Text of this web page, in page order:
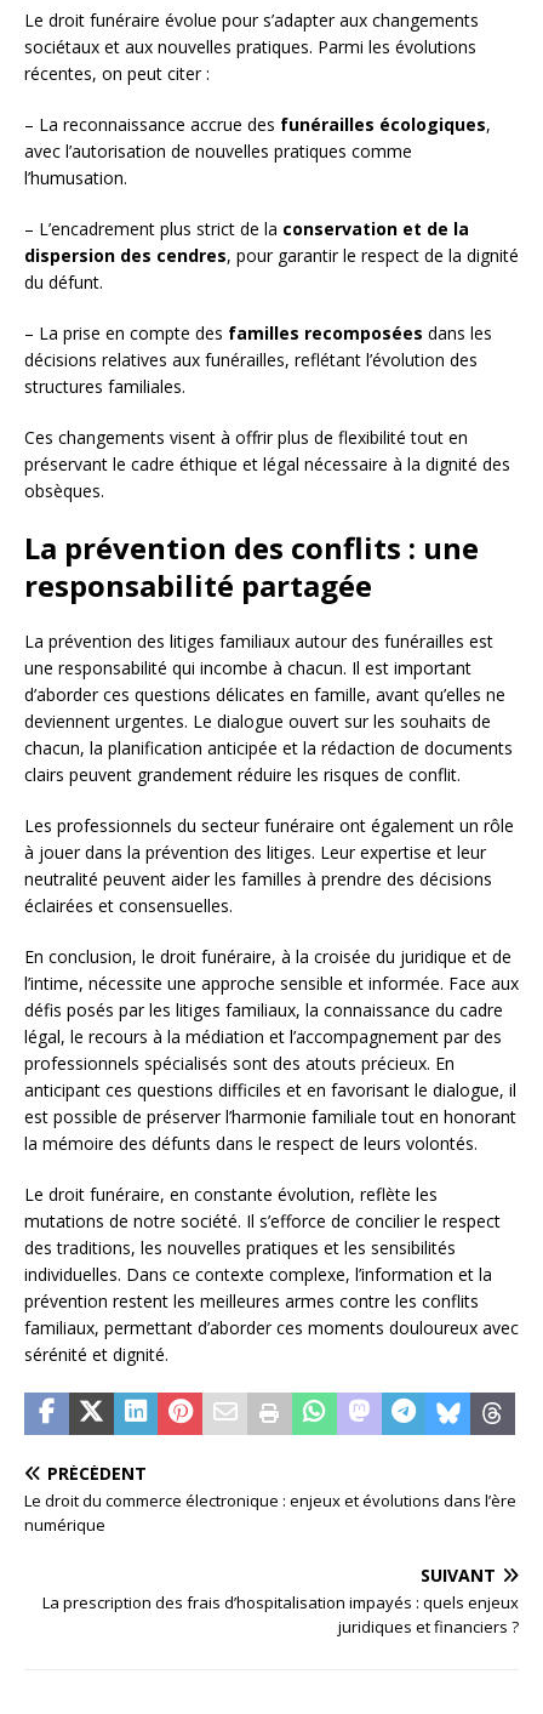
Le droit funéraire évolue pour s’adapter aux changements
sociétaux et aux nouvelles pratiques. Parmi les évolutions
récentes, on peut citer :
– La reconnaissance accrue des funérailles écologiques,
avec l’autorisation de nouvelles pratiques comme
l’humusation.
– L’encadrement plus strict de la conservation et de la
dispersion des cendres, pour garantir le respect de la dignité
du défunt.
– La prise en compte des familles recomposées dans les
décisions relatives aux funérailles, reflétant l’évolution des
structures familiales.
Ces changements visent à offrir plus de flexibilité tout en
préservant le cadre éthique et légal nécessaire à la dignité des
obsèques.
La prévention des conflits : une
responsabilité partagée
La prévention des litiges familiaux autour des funérailles est
une responsabilité qui incombe à chacun. Il est important
d’aborder ces questions délicates en famille, avant qu’elles ne
deviennent urgentes. Le dialogue ouvert sur les souhaits de
chacun, la planification anticipée et la rédaction de documents
clairs peuvent grandement réduire les risques de conflit.
Les professionnels du secteur funéraire ont également un rôle
à jouer dans la prévention des litiges. Leur expertise et leur
neutralité peuvent aider les familles à prendre des décisions
éclairées et consensuelles.
En conclusion, le droit funéraire, à la croisée du juridique et de
l’intime, nécessite une approche sensible et informée. Face aux
défis posés par les litiges familiaux, la connaissance du cadre
légal, le recours à la médiation et l’accompagnement par des
professionnels spécialisés sont des atouts précieux. En
anticipant ces questions difficiles et en favorisant le dialogue, il
est possible de préserver l’harmonie familiale tout en honorant
la mémoire des défunts dans le respect de leurs volontés.
Le droit funéraire, en constante évolution, reflète les
mutations de notre société. Il s’efforce de concilier le respect
des traditions, les nouvelles pratiques et les sensibilités
individuelles. Dans ce contexte complexe, l’information et la
prévention restent les meilleures armes contre les conflits
familiaux, permettant d’aborder ces moments douloureux avec
sérénité et dignité.
PRÉCÉDENT
Le droit du commerce électronique : enjeux et évolutions dans l’ère
numérique
SUIVANT
La prescription des frais d’hospitalisation impayés : quels enjeux
juridiques et financiers ?